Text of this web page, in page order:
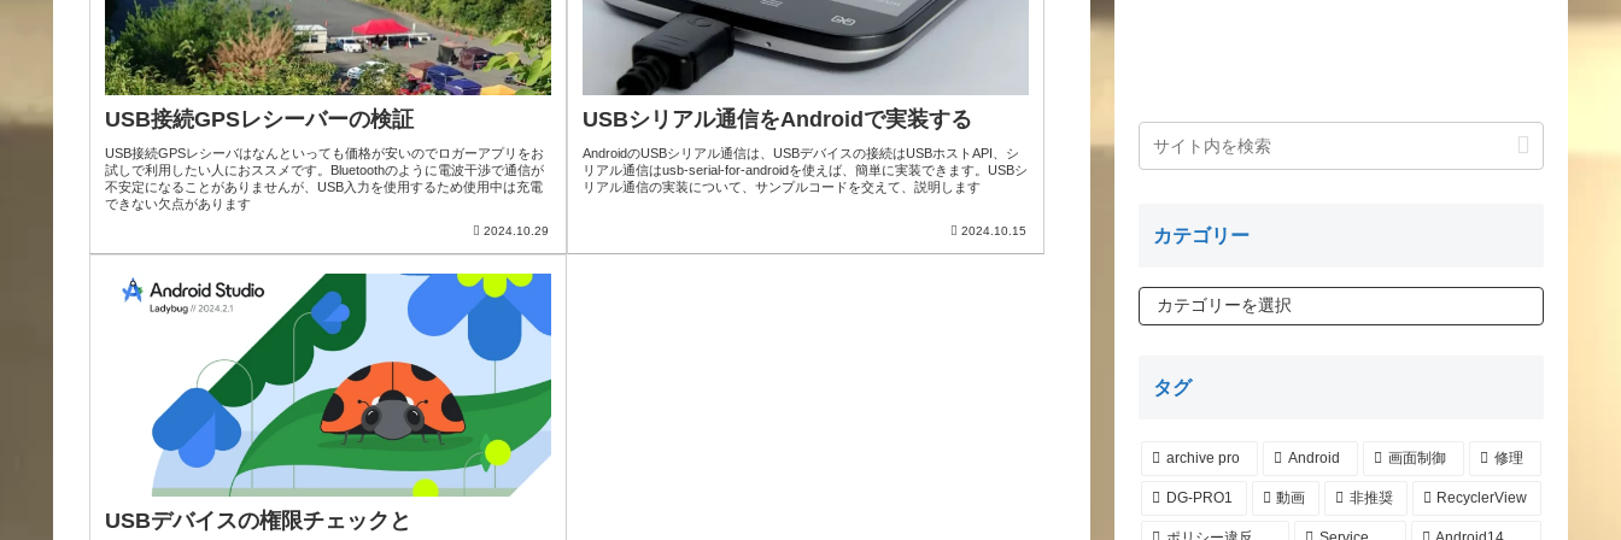
USB接続GPSレシーバーの検証
USB接続GPSレシーバはなんといっても価格が安いのでロガーアプリをお
試しで利用したい人におススメです。Bluetoothのように電波干渉で通信が
不安定になることがありませんが、USB入力を使用するため使用中は充電
できない欠点があります
2024.10.29
USBシリアル通信をAndroidで実装する
AndroidのUSBシリアル通信は、USBデバイスの接続はUSBホストAPI、シ
リアル通信はusb-serial-for-androidを使えば、簡単に実装できます。USBシ
リアル通信の実装について、サンプルコードを交えて、説明します
2024.10.15
USBデバイスの権限チェックと
カテゴリー
タグ
archive pro Android 画面制御 修理
DG-PRO1 動画 非推奨 RecyclerView